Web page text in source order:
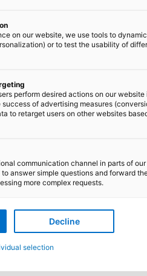
und einem intelligenten
machen.
erfordert nicht nur
Souveränität zu erreichen.
Technologien und
Anforderungen souverän
on our website, we use tools to
or to test the usability of
perform desired actions on our website
of advertising measures
to retarget users on other websites
communication channel in parts of our
answer simple questions and forward
more complex requests.
Decline
selection